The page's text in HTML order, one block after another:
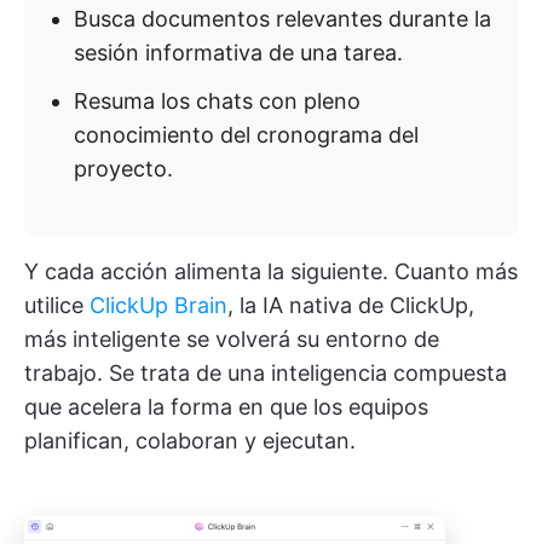
Busca documentos relevantes durante la
sesión informativa de una tarea.
Resuma los chats con pleno
conocimiento del cronograma del
proyecto.
Y cada acción alimenta la siguiente. Cuanto más
utilice ClickUp Brain, la IA nativa de ClickUp,
más inteligente se volverá su entorno de
trabajo. Se trata de una inteligencia compuesta
que acelera la forma en que los equipos
planifican, colaboran y ejecutan.